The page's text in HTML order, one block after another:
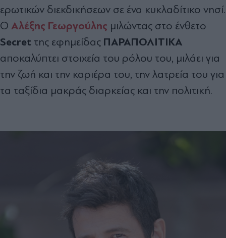
ερωτικών διεκδικήσεων σε ένα κυκλαδίτικο νησί.
Ο Αλέξης Γεωργούλης μιλώντας στο ένθετο
Secret της εφημείδας ΠΑΡΑΠΟΛΙΤΙΚΑ
αποκαλύπτει στοιχεία του ρόλου του, μιλάει για
την ζωή και την καριέρα του, την λατρεία του για
τα ταξίδια μακράς διαρκείας και την πολιτική.